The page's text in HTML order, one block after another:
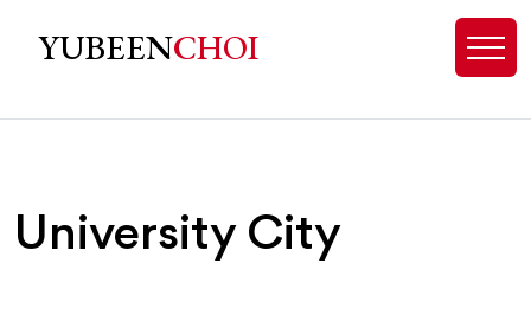
University City Charlotte Homes
YUBEENCHOI
University City